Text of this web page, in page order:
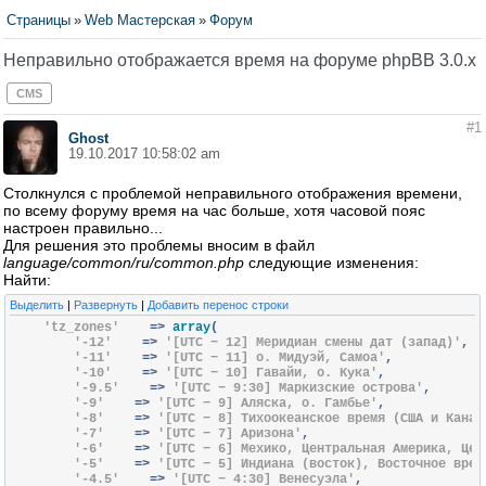
Страницы » Web Мастерская » Форум
Неправильно отображается время на форуме phpBB 3.0.x
CMS
Ghost
19.10.2017 10:58:02 am
#1
Столкнулся с проблемой неправильного отображения времени,
по всему форуму время на час больше, хотя часовой пояс
настроен правильно...
Для решения это проблемы вносим в файл
language/common/ru/common.php следующие изменения:
Найти:
Выделить | Развернуть | Добавить перенос строки
'tz_zones' => array(
'-12'
=> '[UTC − 12] Меридиан смены дат (запад)' ,
'-11'
=> '[UTC − 11] о. Мидуэй, Самоа' ,
'-10'
=> '[UTC − 10] Гавайи, о. Кука' ,
'-9.5'
=> '[UTC − 9:30] Маркизские острова' ,
'-9'
=> '[UTC − 9] Аляска, о. Гамбье' ,
'-8'
=>
'[UTC − 8] Тихоокеанское время (США и
'-7'
=> '[UTC − 7] Аризона' ,
'-6'
=>
'[UTC − 6] Мехико, Центральная Америка,
'-5'
=>
'[UTC − 5] Индиана (восток), Восточное
'-4.5'
=> '[UTC − 4:30] Венесуэла' ,